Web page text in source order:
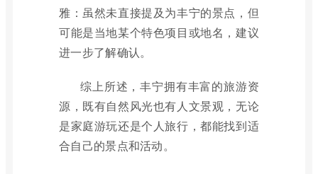
雅：虽然未直接提及为丰宁的景点，但
可能是当地某个特色项目或地名，建议
进一步了解确认。
综上所述，丰宁拥有丰富的旅游资
源，既有自然风光也有人文景观，无论
是家庭游玩还是个人旅行，都能找到适
合自己的景点和活动。